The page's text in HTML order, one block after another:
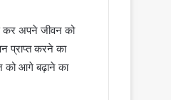
कर अपने जीवन को
प्राप्त करने का
को आगे बढ़ाने का